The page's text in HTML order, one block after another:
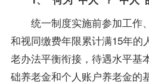
统一制度实施前参加工作
和视同缴费年限累计满15年的
老办法平衡衔接，待遇水平基
础养老金和个人账户养老金的